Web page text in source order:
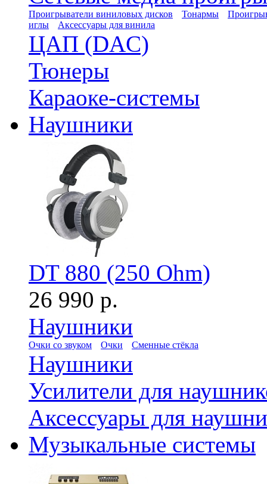
Проигрыватели виниловых дисков Тонармы
иглы
Аксессуары для винила
ЦАП (DAC)
Тюнеры
Караоке-системы
Наушники
DT 880 (250 Ohm)
26 990 р.
Наушники
Очки со звуком Очки Сменные стёкла
Наушники
Усилители для
Аксессуары для
Музыкальные системы